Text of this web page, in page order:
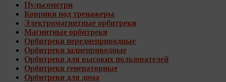
Пульсометри
Коврики под тренажеры
Электромагнитные орбитреки
Магнитные орбитреки
Орбитреки переднеприводные
Орбитреки заднеприводные
Орбитреки для высоких пользователей
Орбитреки генераторные
Орбитреки для дома